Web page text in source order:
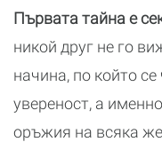
Първата тайна е
никой друг не го
начина, по който
увереност, а
оръжия на всяка